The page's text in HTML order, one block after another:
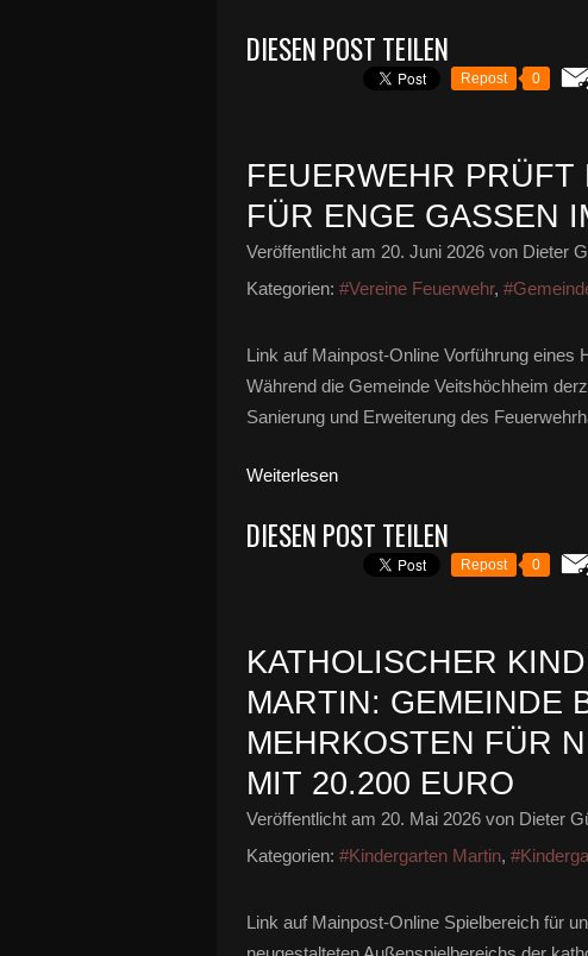
DIESEN POST TEILEN
Repost 0
FEUERWEHR
FÜR ENGE GASSEN
Veröffentlicht am 20. Juni 2026 von Dieter
Kategorien: #Vereine Feuerwehr,
Link auf Mainpost-Online Vorführung
Während die Gemeinde Veitshöchheim
Sanierung und Erweiterung des
Weiterlesen
DIESEN POST TEILEN
Repost 0
KATHOLISCHER
MARTIN: GEMEINDE
MEHRKOSTEN FÜR
IT 20.200 EURO
Veröffentlicht am 20. Mai 2026 von Dieter
Kategorien: #Kindergarten Martin,
Link auf Mainpost-Online Spielbereich für